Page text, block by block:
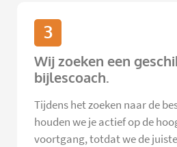
3
Wij zoeken een
bijlescoach.
Tijdens het zoeken naar de
houden we je actief op de
voortgang, totdat we de